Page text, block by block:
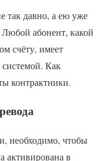
так давно, а ею уже
Любой абонент, какой
счёту, имеет
системой. Как
контрактники.
необходимо, чтобы
активирована в